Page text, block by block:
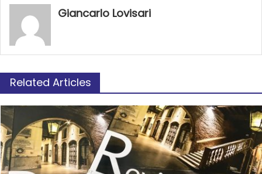
Giancarlo Lovisari
Related Articles